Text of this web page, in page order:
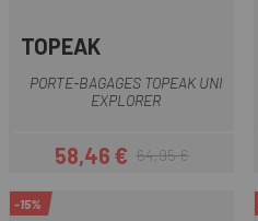
TOPEAK
PORTE-BAGAGES TOPEAK UNI
EXPLORER
Prix
58,46 €Prix habituel
64,95 €
-15%